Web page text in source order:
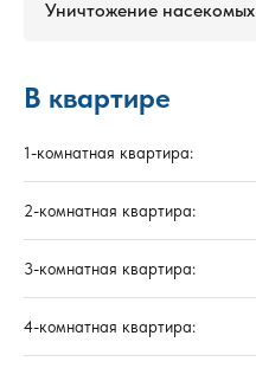
Уничтожение насекомых
В квартире
1-комнатная квартира:
2-комнатная квартира:
3-комнатная квартира:
4-комнатная квартира: